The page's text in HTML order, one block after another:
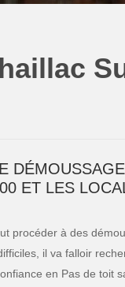
ET LES
procéder à des
il va falloir
en Pas de toit